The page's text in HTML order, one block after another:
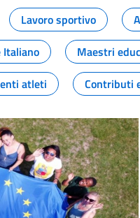
Lavoro sportivo
Italiano
Maestri
atleti Contributi